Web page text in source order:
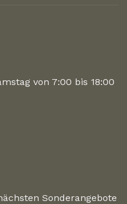
von 7:00 bis 18:00
Sonderangebote